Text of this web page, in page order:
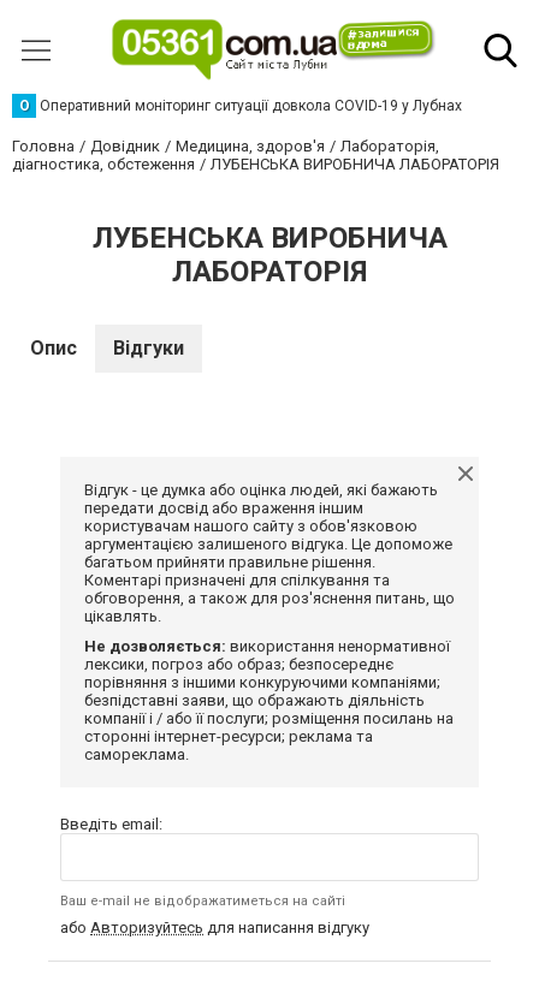
О Оперативний моніторинг ситуації довкола COVID-19 у Лубнах
Головна Довідник Медицина, здоров'я
Лабораторія,
діагностика, обстеження
ЛУБЕНСЬКА ВИРОБНИЧА ЛАБОРАТОРІЯ
ЛУБЕНСЬКА ВИРОБНИЧА
ЛАБОРАТОРІЯ
Опис Відгуки
Відгук - це думка або оцінка людей, які бажають
передати досвід або враження іншим
користувачам нашого сайту з обов'язковою
аргументацією залишеного відгука. Це допоможе
багатьом прийняти правильне рішення.
Коментарі призначені для спілкування та
обговорення, а також для роз'яснення питань, що
цікавлять.
Не дозволяється: використання ненормативної
лексики, погроз або образ; безпосереднє
порівняння з іншими конкуруючими компаніями;
безпідставні заяви, що ображають діяльність
компанії і / або її послуги; розміщення посилань на
сторонні інтернет-ресурси; реклама та
самореклама.
Введіть email:
Ваш e-mail не відображатиметься на сайті
або Авторизуйтесь для написання відгуку